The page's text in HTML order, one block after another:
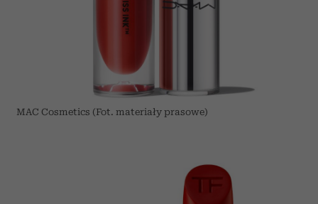
MAC Cosmetics (Fot. materiały prasowe)